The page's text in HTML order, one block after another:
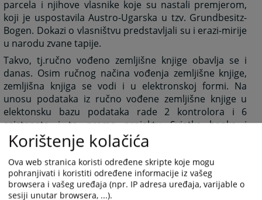
parcela i njihove vlasnike koje su nastali premjerom,
koji je uspostavila Austro-Ugarska u tzv. Grundbesitz-
Bogen. Dokazi o vlasništvu predstavljali su i erazi-mirije
u narodu zvane tapije.
Takvo, tj.ručno vođeno zemljišne knjige obavlja se i
danas. Osim ručnog načina vođenja zemljišne knjige,
zemljišna knjiga se vodi i u elektronskoj formi. Na
unosu podataka iz ručno vođene zemljišne knjige u
elektonsku bazu podataka rade 2 kontrolora i 6
asistenata i to prema projektu Svjetke banke i
Ministarstva pravde Federacije Bosne i Hercegovine.
Pounosu svih podataka u elektronsku bazu podataka
ručno vođene zemljišne knjige biće arhivirane.
U aprilu 2007. godine uz saradnju sa Ministarstvom za
obrazovanje, nauku i sport, a putem Muzeja grada
Korištenje kolačića
Ova web stranica koristi određene skripte koje mogu
pohranjivati i koristiti određene informacije iz vašeg
browsera i vašeg uređaja (npr. IP adresa uređaja, varijable o
sesiji unutar browsera, ...).